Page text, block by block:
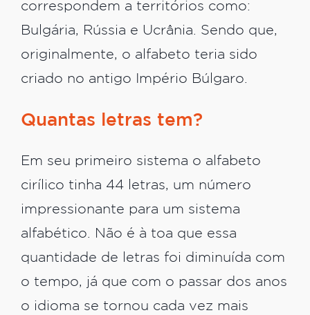
correspondem a territórios como:
Bulgária, Rússia e Ucrânia. Sendo que,
originalmente, o alfabeto teria sido
criado no antigo Império Búlgaro.
Quantas letras tem?
Em seu primeiro sistema o alfabeto
cirílico tinha 44 letras, um número
impressionante para um sistema
alfabético. Não é à toa que essa
quantidade de letras foi diminuída com
o tempo, já que com o passar dos anos
o idioma se tornou cada vez mais